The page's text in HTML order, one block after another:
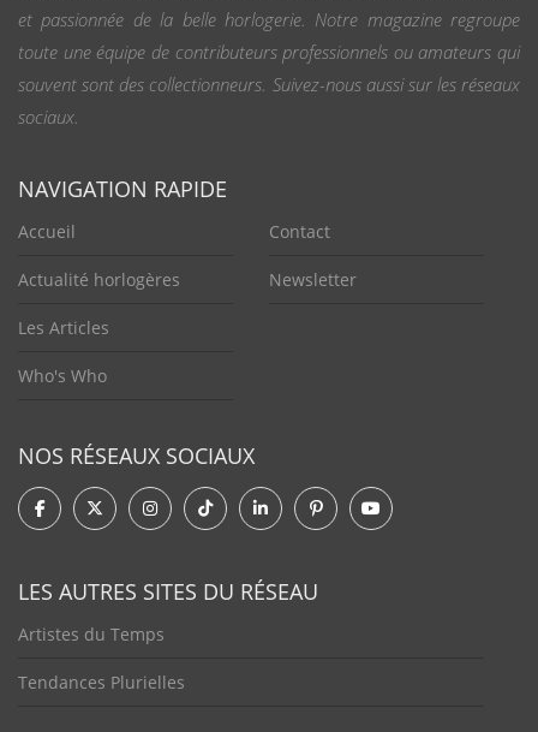
et passionnée de la belle horlogerie. Notre magazine regroupe
toute une équipe de contributeurs professionnels ou amateurs qui
souvent sont des collectionneurs. Suivez-nous aussi sur les réseaux
sociaux.
NAVIGATION RAPIDE
Accueil
Actualité horlogères
Les Articles
Who's Who
Contact
Newsletter
NOS RÉSEAUX SOCIAUX
LES AUTRES SITES DU RÉSEAU
Artistes du Temps
Tendances Plurielles